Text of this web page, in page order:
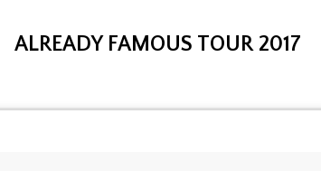
ALREADY FAMOUS TOUR 2017